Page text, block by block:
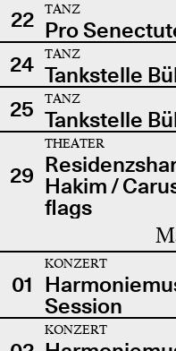
22
TANZ
Pro
24
TANZ
Tankstelle
25
TANZ
Tankstelle
29
THEATER
Hakim /
flags
01
KONZERT
Session
KONZERT